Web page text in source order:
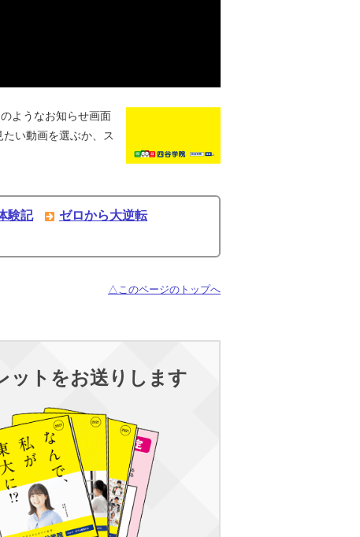
ようなお知らせ画面
たい動画を選ぶか、ス
験記
ゼロから大逆転
△このページのトップへ
ットをお送りします